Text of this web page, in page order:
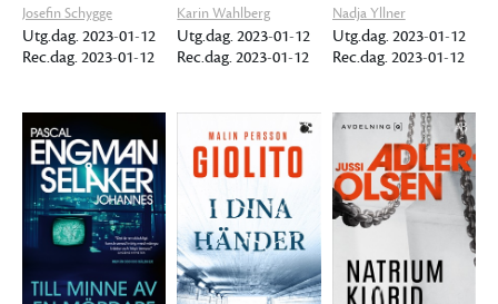
Josefin Schygge
Utg.dag. 2023-01-12
Rec.dag. 2023-01-12
Karin Wahlberg
Utg.dag. 2023-01-12
Rec.dag. 2023-01-12
Nadja Yllner
Utg.dag. 2023-01-12
Rec.dag. 2023-01-12